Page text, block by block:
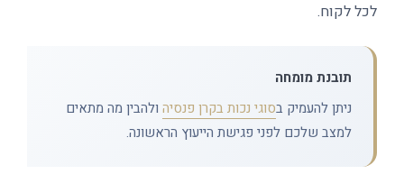
לכל לקוח.
תובנת מומחה
ניתן להעמיק בסוגי נכות בקרן פנסיה ולהבין מה מתאים
למצב שלכם לפני פגישת הייעוץ הראשונה.